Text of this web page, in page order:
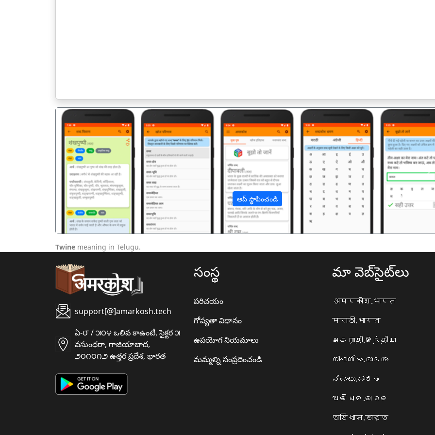
ఆప్ స్థాపించండి
पिछला
Twine meaning in Telugu.
support[@]amarkosh.tech
ఏ-౮ / ౫౦౪ ఒలివ కాఉంటీ, సైక్టర ౫
వసుంధరా, గాజియాబాద,
౨౦౧౦౧౨ ఉత్తర ప్రదేశ, భారత
సంస్థ
పరిచయం
గోప్యతా విధానం
ఉపయోగ నియమాలు
మమ్మల్ని సంప్రదించండి
మా వెబ్‌సైట్‌లు
अमरकोश.भारत
मराठी.भारत
அகராதி.இந்தியா
നിഘണ്ടു.ഭാരതം
ನಿಘಂಟು.ಭಾರತ
ଅଭିଧାନ.ଭାରତ
অভিধান.ভারত